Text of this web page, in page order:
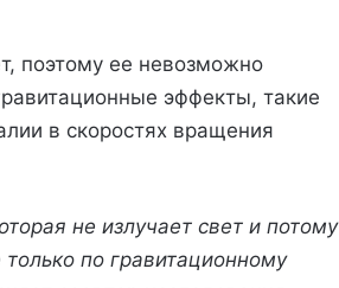
поэтому ее невозможно
эффекты, такие
в скоростях вращения
не излучает свет и потому
по гравитационному